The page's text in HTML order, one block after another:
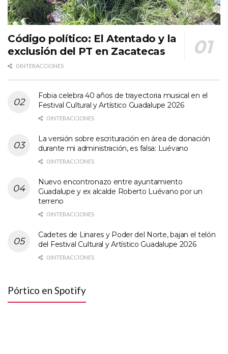
Código político: El Atentado y la
exclusión del PT en Zacatecas
0 INTERACCIONES
Fobia celebra 40 años de trayectoria musical en el
Festival Cultural y Artístico Guadalupe 2026
0 INTERACCIONES
La versión sobre escrituración en área de donación
durante mi administración, es falsa: Luévano
0 INTERACCIONES
Nuevo encontronazo entre ayuntamiento
Guadalupe y ex alcalde Roberto Luévano por un
terreno
0 INTERACCIONES
Cadetes de Linares y Poder del Norte, bajan el telón
del Festival Cultural y Artístico Guadalupe 2026
0 INTERACCIONES
Pórtico en Spotify